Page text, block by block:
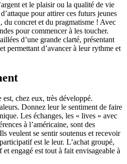
et le plaisir ou la qualité de vie
pour attirer ces futurs jeunes
du concret et du pragmatisme ! Avec
pour commencer à les toucher.
d’une grande clarté, présentant
permettant d’avancer à leur rythme et
est, chez eux, très développé.
Donnez leur le sentiment de faire
Les échanges, les « lives » avec
à l’américaine, sont des
veulent se sentir soutenus et recevoir
est le leur. L’achat groupé,
engagé est tout à fait envisageable à